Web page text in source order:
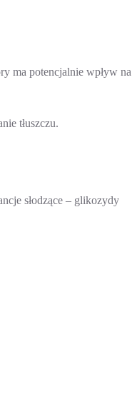
ma potencjalnie wpływ na
tłuszczu.
słodzące – glikozydy